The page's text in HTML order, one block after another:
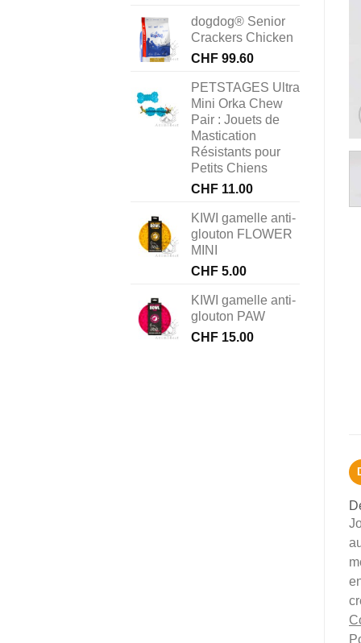
dogdog® Senior
Crackers Chicken
CHF 99.60
PETSTAGES Ultra
Mini Orka Chew
Pair : Jouets de
Mastication
Résistants pour
Petits Chiens
CHF 11.00
KIWI gamelle anti-
glouton FLOWER
MINI
CHF 5.00
KIWI gamelle anti-
glouton PAW
CHF 15.00